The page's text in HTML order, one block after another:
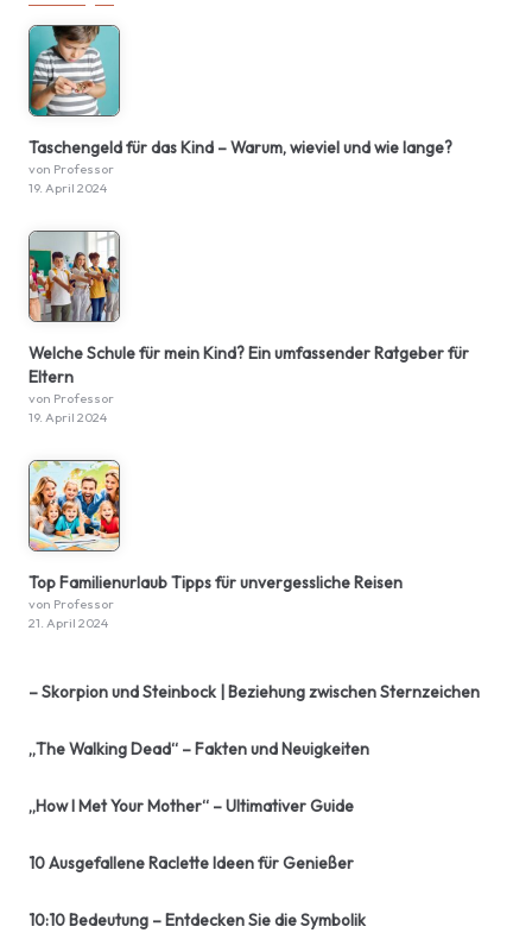
Taschengeld für das Kind – Warum, wieviel und wie lange?
von Professor
19. April 2024
Welche Schule für mein Kind? Ein umfassender Ratgeber für
Eltern
von Professor
19. April 2024
Top Familienurlaub Tipps für unvergessliche Reisen
von Professor
21. April 2024
– Skorpion und Steinbock | Beziehung zwischen Sternzeichen
„The Walking Dead“ – Fakten und Neuigkeiten
„How I Met Your Mother“ – Ultimativer Guide
10 Ausgefallene Raclette Ideen für Genießer
10:10 Bedeutung – Entdecken Sie die Symbolik